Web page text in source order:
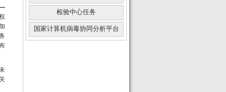
检验中心任务
国家计算机病毒协同分析平台